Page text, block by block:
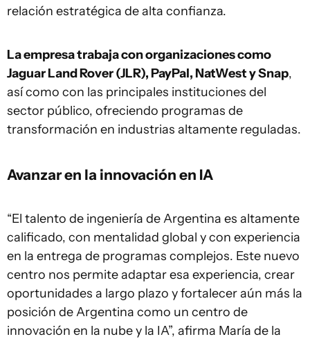
relación estratégica de alta confianza.
La empresa trabaja con organizaciones como
Jaguar Land Rover (JLR), PayPal, NatWest y Snap,
así como con las principales instituciones del
sector público, ofreciendo programas de
transformación en industrias altamente reguladas.
Avanzar en la innovación en IA
“El talento de ingeniería de Argentina es altamente
calificado, con mentalidad global y con experiencia
en la entrega de programas complejos. Este nuevo
centro nos permite adaptar esa experiencia, crear
oportunidades a largo plazo y fortalecer aún más la
posición de Argentina como un centro de
innovación en la nube y la IA”, afirma María de la